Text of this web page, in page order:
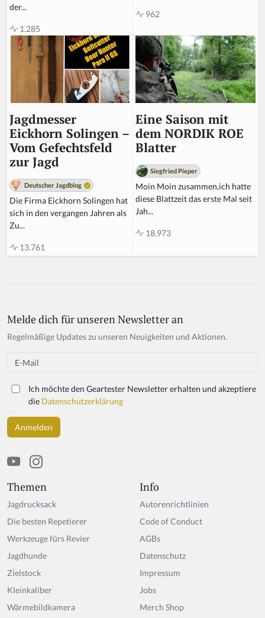
der...
1.285
962
Jagdmesser
Eickhorn Solingen –
Vom Gefechtsfeld
zur Jagd
Deutscher Jagdblog
Die Firma Eickhorn Solingen hat
sich in den vergangen Jahren als
Zu...
13.761
Eine Saison mit
dem NORDIK ROE
Blatter
Siegfried Pieper
Moin Moin zusammen,ich hatte
diese Blattzeit das erste Mal seit
Jah...
18.973
Themen
Jagdrucksack
Die besten Repetierer
Werkzeuge fürs Revier
Jagdhunde
Zielstock
Kleinkaliber
Wärmebildkamera
Info
Autorenrichtlinien
Code of Conduct
AGBs
Datenschutz
Impressum
Jobs
Merch Shop
Melde dich für unseren Newsletter an
Regelmäßige Updates zu unseren Neuigkeiten und Aktionen.
Email
Ich möchte den Geartester Newsletter erhalten und akzeptiere
die Datenschutzerklärung